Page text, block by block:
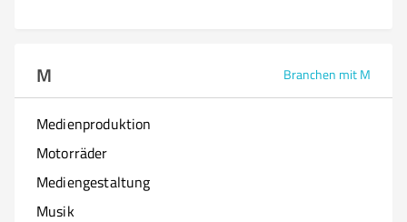
M Branchen mit M
Medienproduktion
Motorräder
Mediengestaltung
Musik